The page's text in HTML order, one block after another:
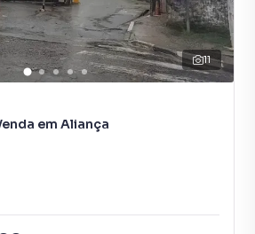
em um imóvel com ótima localização
Não perca a chance de visitar e
as vantagens deste imóvel.
família.
Não encontrou o que procurava ou
11
em Aliança